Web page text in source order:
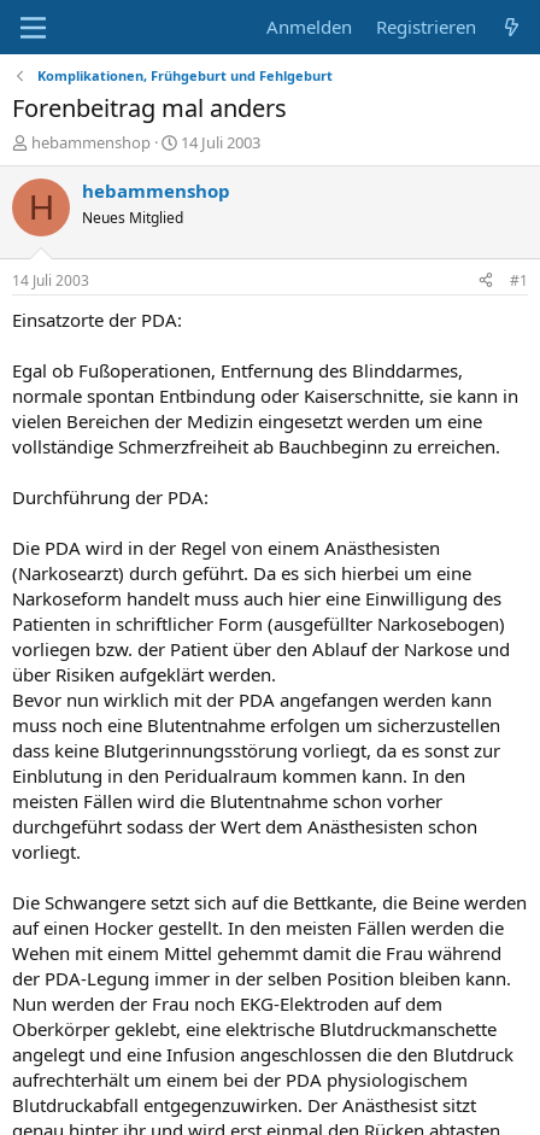
Anmelden Registrieren
Komplikationen, Frühgeburt und Fehlgeburt
Forenbeitrag mal anders
E
r
s
t
e
r
hebammenshop
E
r
s
t
e
t
a
14 Juli 2003
H hebammenshop
Neues Mitglied
14 Juli 2003 #1
Einsatzorte der PDA:
Egal ob Fußoperationen, Entfernung des Blinddarmes,
normale spontan Entbindung oder Kaiserschnitte, sie kann in
vielen Bereichen der Medizin eingesetzt werden um eine
vollständige Schmerzfreiheit ab Bauchbeginn zu erreichen.
Durchführung der PDA:
Die PDA wird in der Regel von einem Anästhesisten
(Narkosearzt) durch geführt. Da es sich hierbei um eine
Narkoseform handelt muss auch hier eine Einwilligung des
Patienten in schriftlicher Form (ausgefüllter Narkosebogen)
vorliegen bzw. der Patient über den Ablauf der Narkose und
über Risiken aufgeklärt werden.
Bevor nun wirklich mit der PDA angefangen werden kann
muss noch eine Blutentnahme erfolgen um sicherzustellen
dass keine Blutgerinnungsstörung vorliegt, da es sonst zur
Einblutung in den Peridualraum kommen kann. In den
meisten Fällen wird die Blutentnahme schon vorher
durchgeführt sodass der Wert dem Anästhesisten schon
vorliegt.
Die Schwangere setzt sich auf die Bettkante, die Beine werden
auf einen Hocker gestellt. In den meisten Fällen werden die
Wehen mit einem Mittel gehemmt damit die Frau während
der PDA-Legung immer in der selben Position bleiben kann.
Nun werden der Frau noch EKG-Elektroden auf dem
Oberkörper geklebt, eine elektrische Blutdruckmanschette
angelegt und eine Infusion angeschlossen die den Blutdruck
aufrechterhält um einem bei der PDA physiologischem
Blutdruckabfall entgegenzuwirken. Der Anästhesist sitzt
genau hinter ihr und wird erst einmal den Rücken abtasten